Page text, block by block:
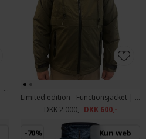
Limited edition - Functionsjacket | Vindjakke Black
Limited edition - Functionsjacket | Vindjakke Green
DKK 2.000,- DKK 600,-
-70% Kun web